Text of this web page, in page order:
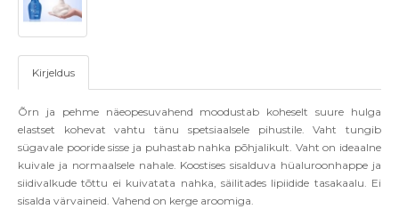
Kirjeldus
Õrn ja pehme näeopesuvahend moodustab koheselt suure hulga
elastset kohevat vahtu tänu spetsiaalsele pihustile. Vaht tungib
sügavale pooride sisse ja puhastab nahka põhjalikult. Vaht on ideaalne
kuivale ja normaalsele nahale. Koostises sisalduva hüaluroonhappe ja
siidivalkude tõttu ei kuivatata nahka, säilitades lipiidide tasakaalu. Ei
sisalda värvaineid. Vahend on kerge aroomiga.